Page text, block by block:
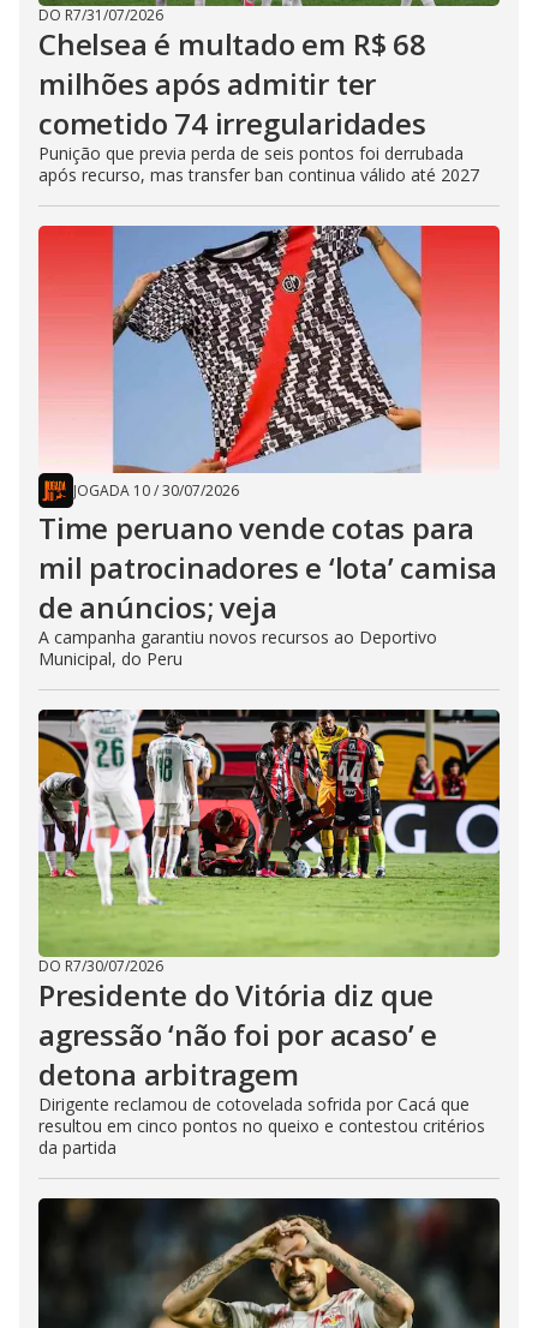
DO R7/31/07/2026
Chelsea é multado em R$ 68
milhões após admitir ter
cometido 74 irregularidades
Punição que previa perda de seis pontos foi derrubada
após recurso, mas transfer ban continua válido até 2027
JOGADA 10/30/07/2026
Time peruano vende cotas para
mil patrocinadores e ‘lota’ camisa
de anúncios; veja
A campanha garantiu novos recursos ao Deportivo
Municipal, do Peru
DO R7/30/07/2026
Presidente do Vitória diz que
agressão ‘não foi por acaso’ e
detona arbitragem
Dirigente reclamou de cotovelada sofrida por Cacá que
resultou em cinco pontos no queixo e contestou critérios
da partida